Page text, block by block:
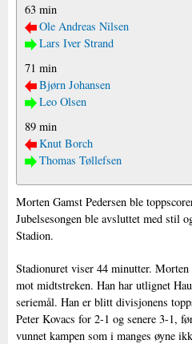
63 min
Ole Andreas Nilsen
Lars Iver Strand
71 min
Bjørn Johansen
Leo Olsen
89 min
Knut Borch
Thomas Tøllefsen
Morten Gamst Pedersen ble
Jubelsesongen ble avsluttet med stil
Stadion.
Stadionuret viser 44 minutter. Morten
mot midtstreken. Han har utlignet
seriemål. Han er blitt divisjonens
Peter Kovacs for 2-1 og senere 3-1,
vunnet kampen som i manges øyne